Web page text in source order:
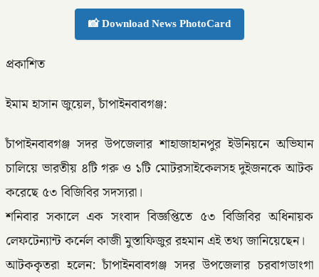
📸 Download News PhotoCard
প্রকাশিত
ইমাম হাসান জুয়েল, চাঁপাইনবাবগঞ্জ:
চাঁপাইনবাবগঞ্জ সদর উপজেলার শাহাজাহানপুর ইউনিয়নে অভিযান
চালিয়ে ভারতীয় ৪টি গরু ও ১টি মোটরসাইকেলসহ দুইজনকে আটক
করেছে ৫৩ বিজিবির সদস্যরা।
শনিবার সকালে এক সংবাদ বিজ্ঞপ্তিতে ৫৩ বিজিবির অধিনায়ক
লেফটেন্যান্ট কর্নেল কাজী মুস্তাফিজুর রহমান এই তথ্য জানিয়েছেন।
আটককৃতরা হলেন: চাঁপাইনবাবগঞ্জ সদর উপজেলার চরবাগডাংগা